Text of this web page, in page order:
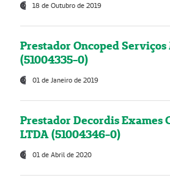
18 de Outubro de 2019
Prestador Oncoped
(51004335-0)
01 de Janeiro de 2019
Prestador Decordis Exames
LTDA (51004346-0)
01 de Abril de 2020